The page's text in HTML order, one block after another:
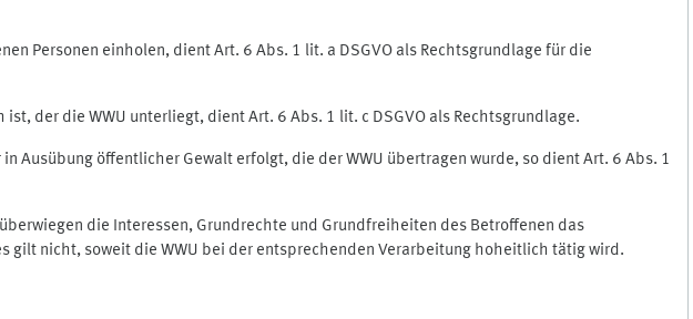
Personen einholen, dient Art. 6 Abs. 1 lit. a DSGVO als Rechtsgrundlage für die
der die WWU unterliegt, dient Art. 6 Abs. 1 lit. c DSGVO als Rechtsgrundlage.
öffentlicher Gewalt erfolgt, die der WWU übertragen wurde, so dient Art. 6 Abs. 1
die Interessen, Grundrechte und Grundfreiheiten des Betroffenen das
gilt nicht, soweit die WWU bei der entsprechenden Verarbeitung hoheitlich tätig wird.